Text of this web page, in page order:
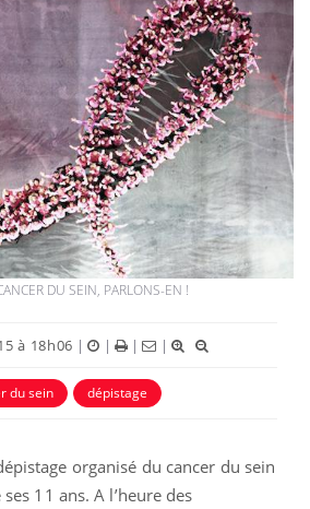
DU SEIN, PARLONS-EN !
à 18h06 | | | |
du sein dépistage
organisé du cancer du sein
11 ans. A l’heure des